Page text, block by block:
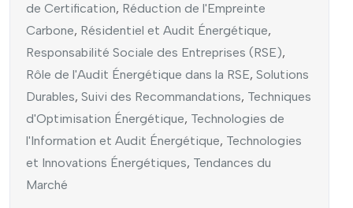
de Certification, Réduction de l'Empreinte
Carbone, Résidentiel et Audit Énergétique,
Responsabilité Sociale des Entreprises (RSE),
Rôle de l'Audit Énergétique dans la RSE, Solutions
Durables, Suivi des Recommandations, Techniques
d'Optimisation Énergétique, Technologies de
l'Information et Audit Énergétique, Technologies
et Innovations Énergétiques, Tendances du
Marché